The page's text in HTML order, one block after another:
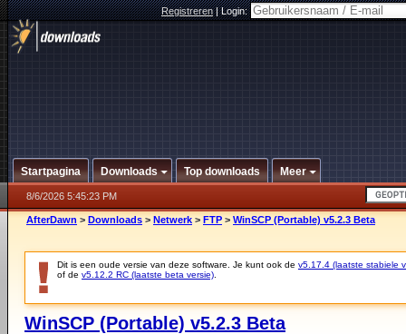
Registreren|Login:
Startpagina Downloads Top downloads Meer
8/6/2026 5:45:23 PM
AfterDawn > Downloads > Netwerk > FTP > WinSCP (Portable) v5.2.3 Beta
Dit is een oude versie van deze software. Je kunt ook de v5.17.4 (laatste stabiele
of de v5.12.2 RC (laatste beta versie)
WinSCP (Portable) v5.2.3 Beta